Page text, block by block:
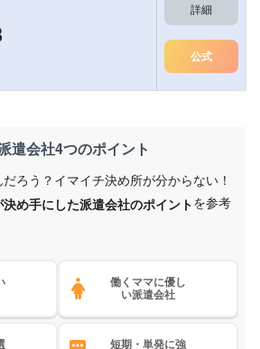
詳細
公式
遣会社4つのポイント
ろう？イマイチ決め所が分からない！
め手にした派遣会社のポイントを参考
働くママに優し
い派遣会社
短期・単発に強